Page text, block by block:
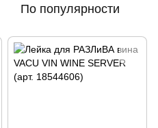
По популярности